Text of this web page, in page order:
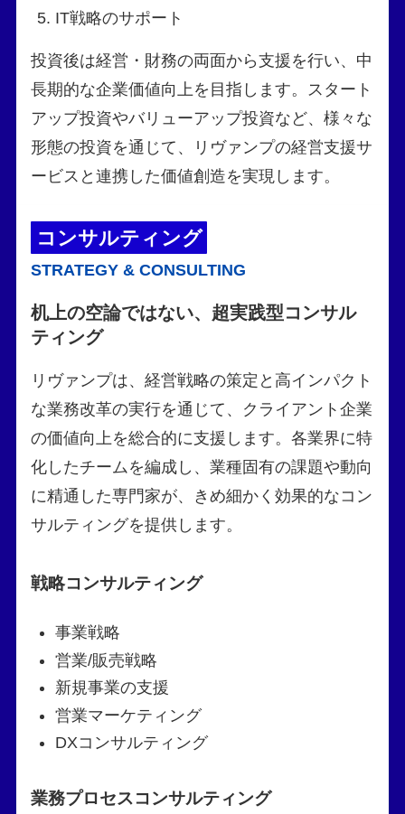
IT戦略のサポート
投資後は経営・財務の両面から支援を行い、中
長期的な企業価値向上を目指します。スタート
アップ投資やバリューアップ投資など、様々な
形態の投資を通じて、リヴァンプの経営支援サ
ービスと連携した価値創造を実現します。
コンサルティング
STRATEGY & CONSULTING
机上の空論ではない、超実践型コンサル
ティング
リヴァンプは、経営戦略の策定と高インパクト
な業務改革の実行を通じて、クライアント企業
の価値向上を総合的に支援します。各業界に特
化したチームを編成し、業種固有の課題や動向
に精通した専門家が、きめ細かく効果的なコン
サルティングを提供します。
戦略コンサルティング
事業戦略
営業/販売戦略
新規事業の支援
営業マーケティング
DXコンサルティング
業務プロセスコンサルティング